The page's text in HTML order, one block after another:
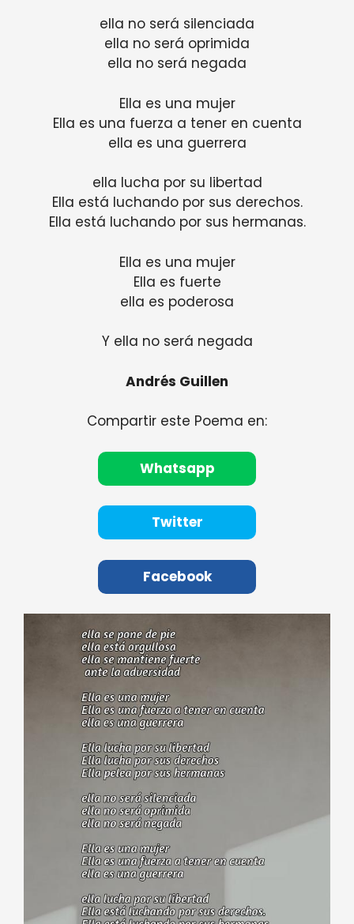
ella no será silenciada
ella no será oprimida
ella no será negada
Ella es una mujer
Ella es una fuerza a tener en cuenta
ella es una guerrera
ella lucha por su libertad
Ella está luchando por sus derechos.
Ella está luchando por sus hermanas.
Ella es una mujer
Ella es fuerte
ella es poderosa
Y ella no será negada
Andrés Guillen
Compartir este Poema en:
Whatsapp
Twitter
Facebook